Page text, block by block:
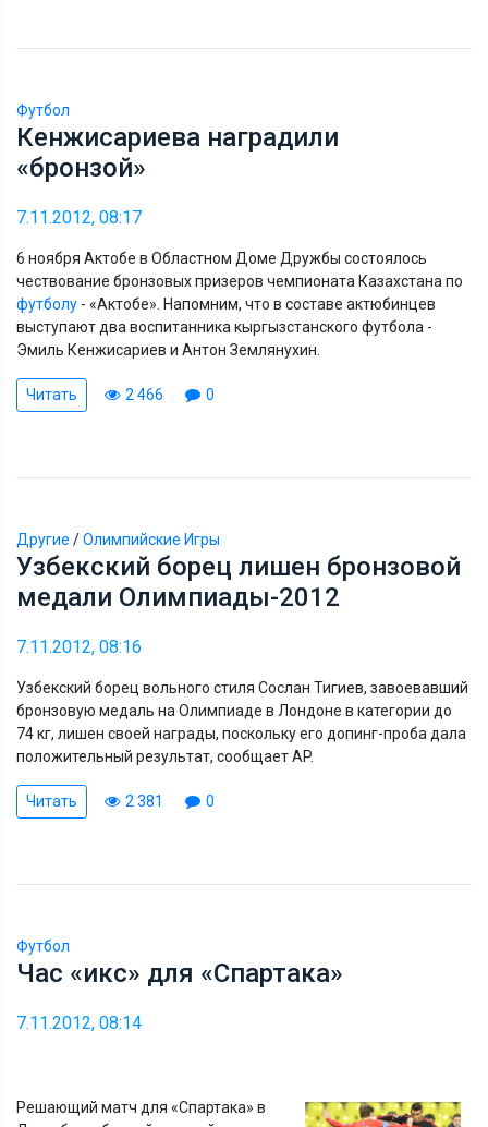
Футбол
Кенжисариева наградили
«бронзой»
7.11.2012, 08:17
6 ноября Актобе в Областном Доме Дружбы состоялось
чествование бронзовых призеров чемпионата Казахстана по
футболу - «Актобе». Напомним, что в составе актюбинцев
выступают два воспитанника кыргызстанского футбола -
Эмиль Кенжисариев и Антон Землянухин.
Читать 2 466 0
Другие /Олимпийские Игры
Узбекский борец лишен бронзовой
медали Олимпиады-2012
7.11.2012, 08:16
Узбекский борец вольного стиля Сослан Тигиев, завоевавший
бронзовую медаль на Олимпиаде в Лондоне в категории до
74 кг, лишен своей награды, поскольку его допинг-проба дала
положительный результат, сообщает AP.
Читать 2 381 0
Футбол
Час «икс» для «Спартака»
7.11.2012, 08:14
Решающий матч для «Спартака» в